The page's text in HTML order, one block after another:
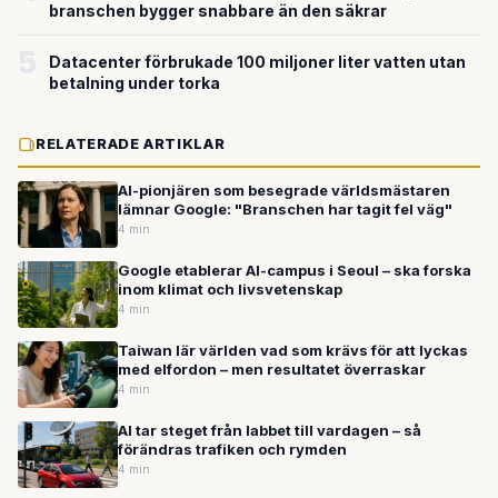
branschen bygger snabbare än den säkrar
Datacenter förbrukade 100 miljoner liter vatten utan
betalning under torka
RELATERADE ARTIKLAR
AI-pionjären som besegrade världsmästaren
lämnar Google: "Branschen har tagit fel väg"
4 min
Google etablerar AI-campus i Seoul – ska forska
inom klimat och livsvetenskap
4 min
Taiwan lär världen vad som krävs för att lyckas
med elfordon – men resultatet överraskar
4 min
AI tar steget från labbet till vardagen – så
förändras trafiken och rymden
4 min